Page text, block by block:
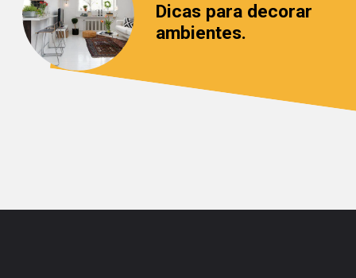
Dicas para decorar
ambientes.